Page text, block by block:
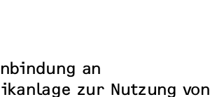
an
zur Nutzung von